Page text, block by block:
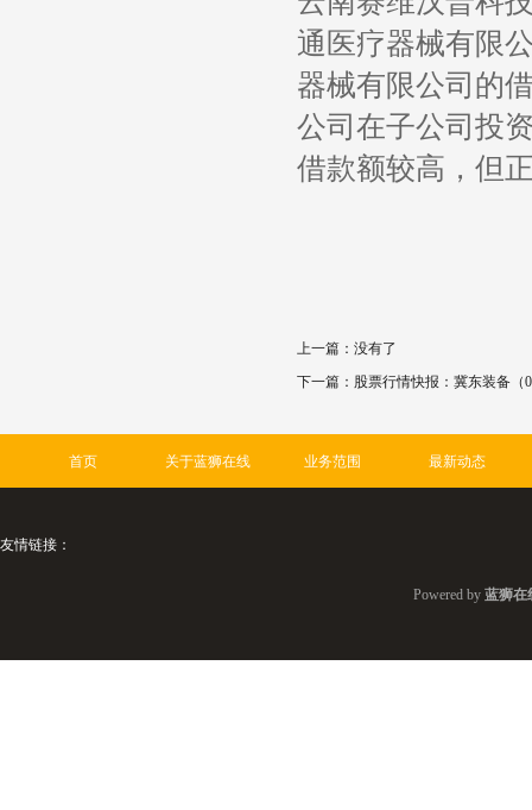
通医疗器械有限
器械有限公司的
公司在子公司投
借款额较高，但
上一篇：没有了
下一篇： 股票行情快报：冀东装备（
首页 关于蓝狮在线 业务范围 最新动态
友情链接：
Powered by 蓝狮在